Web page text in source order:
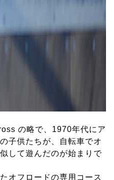
の略で、1970年代にア
子供たちが、自転車でオ
して遊んだのが始まりで
オフロードの専用コース